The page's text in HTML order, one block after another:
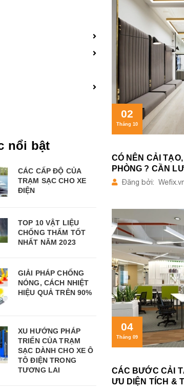
02
Tháng 10
CÓ NÊN CẢI
PHÒNG ? CẦN
Đăng bởi:
04
Tháng 09
CÁC BƯỚC CẢI
ƯU DIỆN TÍCH &
nổi bật
CÁC CẤP ĐỘ CỦA
TRẠM SẠC CHO XE
ĐIỆN
TOP 10 VẬT LIỆU
CHỐNG THẤM TỐT
NHẤT NĂM 2023
GIẢI PHÁP CHỐNG
NÓNG, CÁCH NHIỆT
HIỆU QUẢ TRÊN 90%
XU HƯỚNG PHÁP
TRIỂN CỦA TRẠM
SẠC DÀNH CHO XE Ô
TÔ ĐIỆN TRONG
TƯƠNG LAI